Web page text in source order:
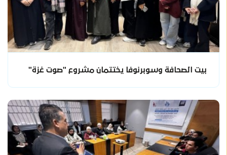
بيت الصحافة وسوبرنوفا يختتمان مشروع "صوت غزة"